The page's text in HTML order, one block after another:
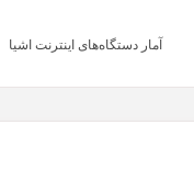
آمار دستگاه‌های اینترنت اشیا